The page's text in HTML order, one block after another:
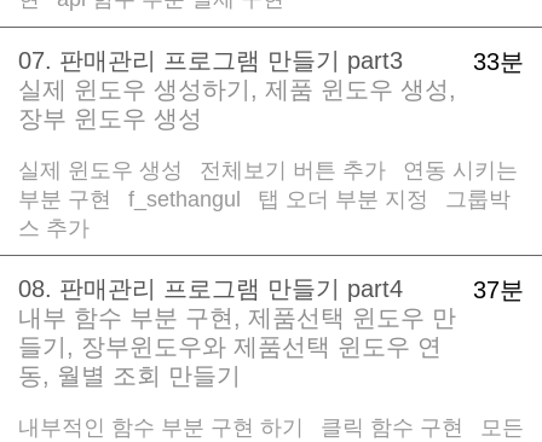
33분
07. 판매관리 프로그램 만들기 part3
실제 윈도우 생성하기, 제품 윈도우 생성,
장부 윈도우 생성
실제 윈도우 생성 전체보기 버튼 추가
연동 시키는
부분 구현
f_sethangul 탭 오더 부분 지정
그룹박
스 추가
37분
08. 판매관리 프로그램 만들기 part4
내부 함수 부분 구현, 제품선택 윈도우 만
들기, 장부윈도우와 제품선택 윈도우 연
동, 월별 조회 만들기
내부적인 함수 부분 구현 하기 클릭 함수 구현
모든